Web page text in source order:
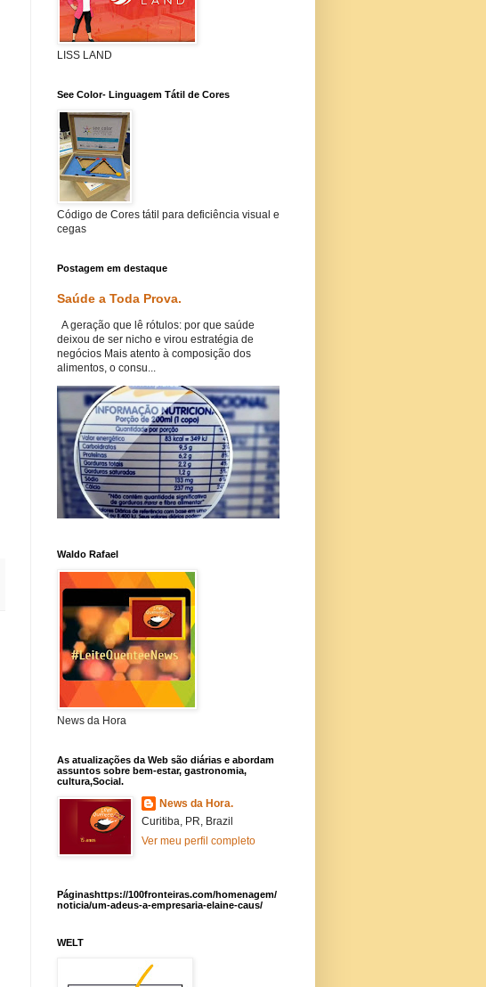
LISS LAND
See Color- Linguagem Tátil de Cores
Código de Cores tátil para deficiência visual e
cegas
Postagem em destaque
Saúde a Toda Prova.
A geração que lê rótulos: por que saúde
deixou de ser nicho e virou estratégia de
negócios Mais atento à composição dos
alimentos, o consu...
Waldo Rafael
News da Hora
As atualizações da Web são diárias e abordam
assuntos sobre bem-estar, gastronomia,
cultura,Social.
News da Hora.
Curitiba, PR, Brazil
Ver meu perfil completo
Páginashttps://100fronteiras.com/homenagem/
noticia/um-adeus-a-empresaria-elaine-caus/
WELT